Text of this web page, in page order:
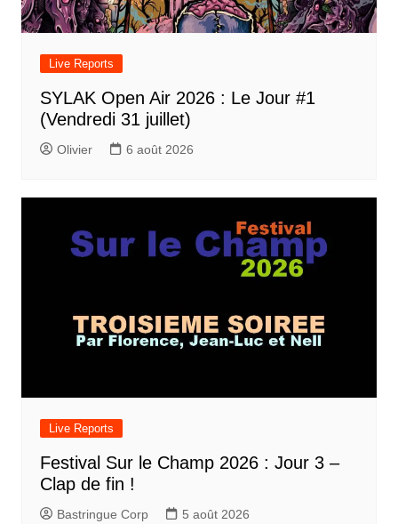
Live Reports
SYLAK Open Air 2026 : Le Jour #1
(Vendredi 31 juillet)
Olivier 6 août 2026
Live Reports
Festival Sur le Champ 2026 : Jour 3 –
Clap de fin !
Bastringue Corp 5 août 2026